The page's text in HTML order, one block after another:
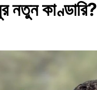
নতুন কাণ্ডারি?